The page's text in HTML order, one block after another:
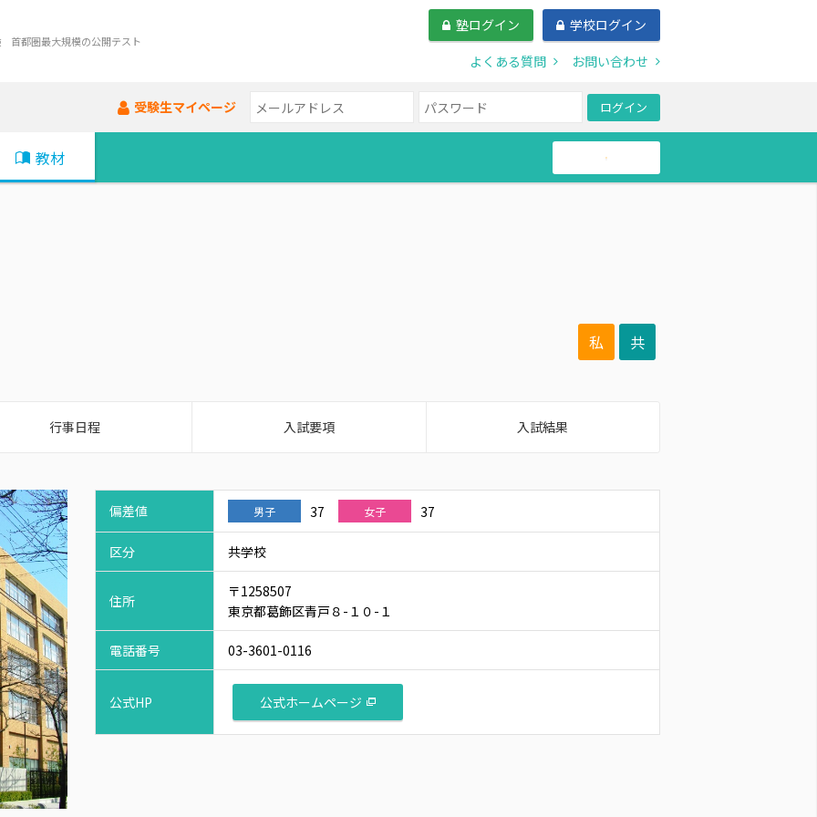
首都圏最大規模の公開テスト
塾ログイン
学校ログイン
よくある質問
お問い合わせ
受験生マイページ ログイン
教材 帰国生
私 共
行事日程 入試要項 入試結果
偏差値 男子 37 女子 37
区分 共学校
住所
〒1258507
東京都葛飾区青戸８-１０-１
電話番号 03-3601-0116
公式HP 公式ホームページ